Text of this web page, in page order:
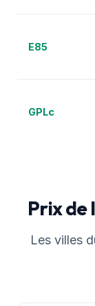
E85
GPLc
Prix de
Les villes